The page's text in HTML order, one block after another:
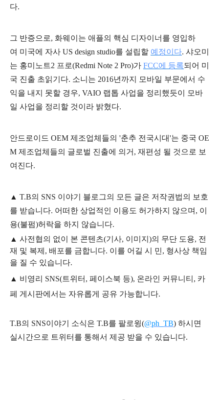
다.
그 반증으로, 화웨이는 애플의 핵심 디자이너를 영입하
여 미국에 자사 US design studio를 설립할 예정이다. 샤오미
는 홍미노트2 프로(Redmi Note 2 Pro)가 FCC에 등록되어 미
국 진출 초읽기다. 소니는 2016년까지 모바일 부문에서 수
익을 내지 못할 경우, VAIO 랩톱 사업을 정리했듯이 모바
일 사업을 정리할 것이라 밝혔다.
안드로이드 OEM 제조업체들의 '춘추 전국시대'는 중국 OE
M 제조업체들의 글로벌 진출에 의거, 재편성 될 것으로 보
여진다.
▲ T.B의 SNS 이야기 블 로그의 모든 글은 저작권법의 보호
를 받습니다. 어떠한 상업적인 이용도 허가하지 않으며, 이
용(불펌)허락을 하지 않습니다.
▲ 사전협의 없이 본 콘텐츠(기사, 이미지)의 무단 도용, 전
재 및 복제, 배포를 금합니다. 이를 어길 시 민, 형사상 책임
을 질 수 있습니다.
▲ 비영리 SNS(트위터, 페이스북 등), 온라인 커뮤니티, 카
페 게시판에서는 자유롭게 공유 가능합니다.
T.B의 SNS이야기 소식은 T.B를 팔로윙(@ph_TB) 하시면
실시간으로 트위터를 통해서 제공 받을 수 있습니다.